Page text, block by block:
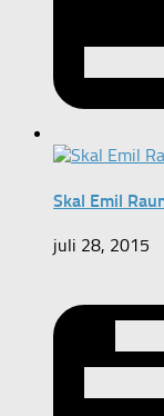
Skal Emil
juli 28, 2015